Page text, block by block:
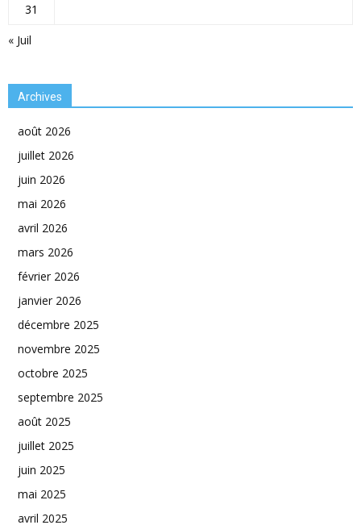
« Juil
31
Archives
août 2026
juillet 2026
juin 2026
mai 2026
avril 2026
mars 2026
février 2026
janvier 2026
décembre 2025
novembre 2025
octobre 2025
septembre 2025
août 2025
juillet 2025
juin 2025
mai 2025
avril 2025